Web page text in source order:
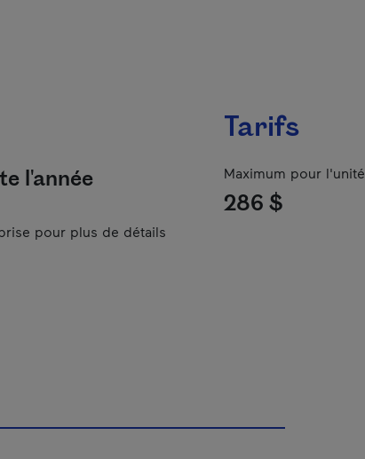
l'année
pour plus de détails
Tarifs
Maximum pour
286 $